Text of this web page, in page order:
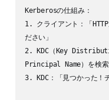
Kerberosの仕組み：
1. クライアント：「
ださい」
2. KDC（Key
Principal Name）を検
3. KDC：「見つかった！